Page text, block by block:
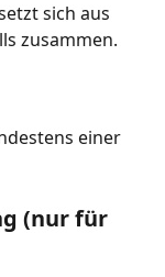
sich aus
zusammen.
einer
(nur für